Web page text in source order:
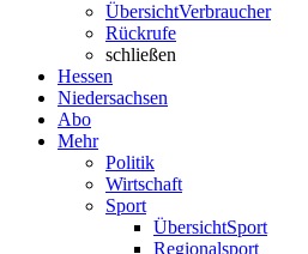
ÜbersichtVerbraucher
Rückrufe
schließen
Hessen
Niedersachsen
Abo
Mehr
Politik
Wirtschaft
Sport
ÜbersichtSport
Regionalsport